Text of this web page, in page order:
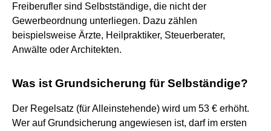
Freiberufler sind Selbstständige, die nicht der
Gewerbeordnung unterliegen. Dazu zählen
beispielsweise Ärzte, Heilpraktiker, Steuerberater,
Anwälte oder Architekten.
Was ist Grundsicherung für Selbständige?
Der Regelsatz (für Alleinstehende) wird um 53 € erhöht.
Wer auf Grundsicherung angewiesen ist, darf im ersten